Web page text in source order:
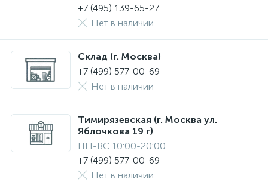
+7 (495) 139-65-27
Нет в наличии
Склад (г. Москва)
+7 (499) 577-00-69
Нет в наличии
Тимирязевская (г. Москва ул.
Яблочкова 19 г)
ПН-ВС 10:00-20:00
+7 (499) 577-00-69
Нет в наличии